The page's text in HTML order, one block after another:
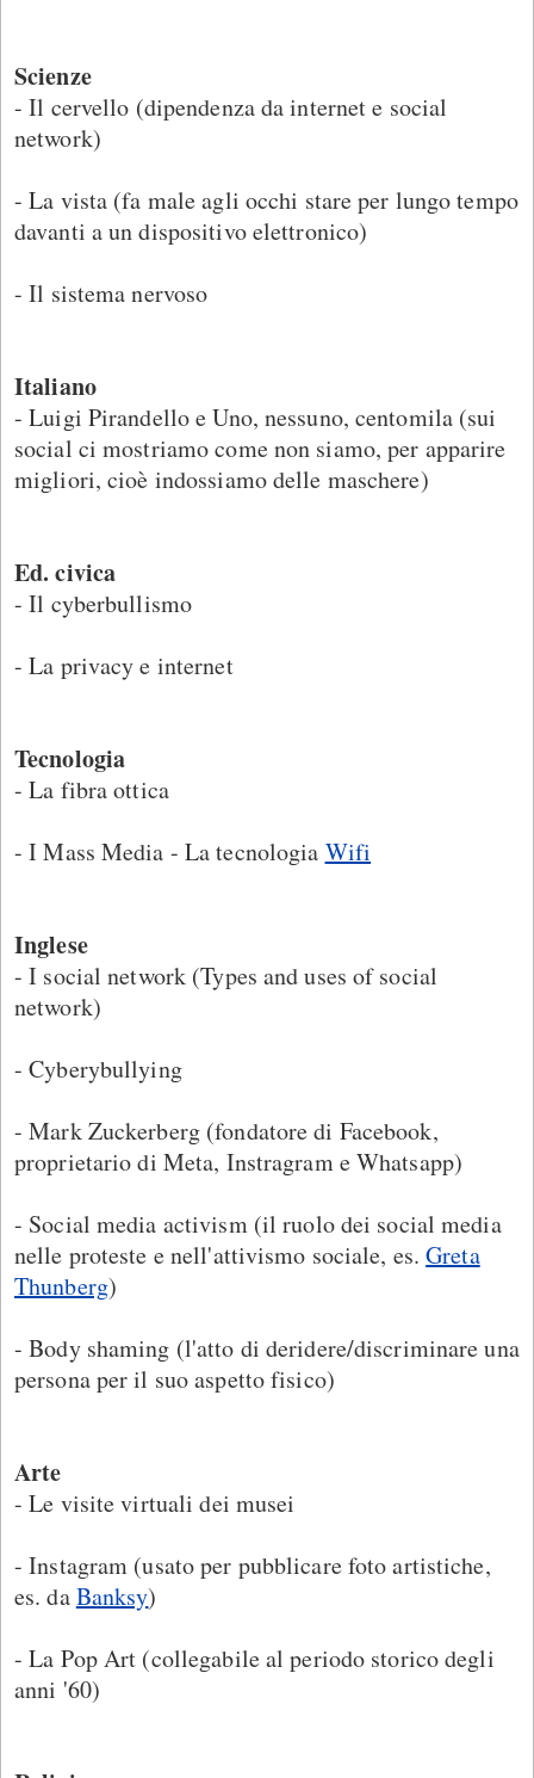
Scienze
- Il cervello (dipendenza da internet e social
network)
- La vista (fa male agli occhi stare per lungo tempo
davanti a un dispositivo elettronico)
- Il sistema nervoso
Italiano
- Luigi Pirandello e Uno, nessuno, centomila (sui
social ci mostriamo come non siamo, per apparire
migliori, cioè indossiamo delle maschere)
Ed. civica
- Il cyberbullismo
- La privacy e internet
Tecnologia
- La fibra ottica
- I Mass Media - La tecnologia Wifi
Inglese
- I social network (Types and uses of social
network)
- Cyberybullying
- Mark Zuckerberg (fondatore di Facebook,
proprietario di Meta, Instragram e Whatsapp)
- Social media activism (il ruolo dei social media
nelle proteste e nell'attivismo sociale, es.Greta
Thunberg)
- Body shaming (l'atto di deridere/discriminare una
persona per il suo aspetto fisico)
Arte
- Le visite virtuali dei musei
- Instagram (usato per pubblicare foto artistiche,
es. daBanksy)
- La Pop Art (collegabile al periodo storico degli
anni '60)